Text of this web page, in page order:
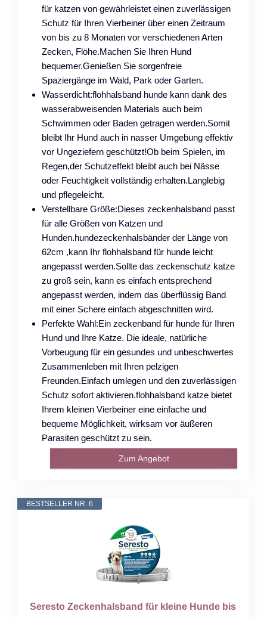
für katzen von gewährleistet einen zuverlässigen
Schutz für Ihren Vierbeiner über einen Zeitraum
von bis zu 8 Monaten vor verschiedenen Arten
Zecken, Flöhe.Machen Sie Ihren Hund
bequemer.Genießen Sie sorgenfreie
Spaziergänge im Wald, Park oder Garten.
Wasserdicht:flohhalsband hunde kann dank des
wasserabweisenden Materials auch beim
Schwimmen oder Baden getragen werden.Somit
bleibt Ihr Hund auch in nasser Umgebung effektiv
vor Ungeziefern geschützt!Ob beim Spielen, im
Regen,der Schutzeffekt bleibt auch bei Nässe
oder Feuchtigkeit vollständig erhalten.Langlebig
und pflegeleicht.
Verstellbare Größe:Dieses zeckenhalsband passt
für alle Größen von Katzen und
Hunden.hundezeckenhalsbänder der Länge von
62cm ,kann Ihr flohhalsband für hunde leicht
angepasst werden.Sollte das zeckenschutz katze
zu groß sein, kann es einfach entsprechend
angepasst werden, indem das überflüssig Band
mit einer Schere einfach abgeschnitten wird.
Perfekte Wahl:Ein zeckenband für hunde für Ihren
Hund und Ihre Katze. Die ideale, natürliche
Vorbeugung für ein gesundes und unbeschwertes
Zusammenleben mit Ihren pelzigen
Freunden.Einfach umlegen und den zuverlässigen
Schutz sofort aktivieren.flohhalsband katze bietet
Ihrem kleinen Vierbeiner eine einfache und
bequeme Möglichkeit, wirksam vor äußeren
Parasiten geschützt zu sein.
Zum Angebot
BESTSELLER NR. 6
Seresto Zeckenhalsband für kleine Hunde bis